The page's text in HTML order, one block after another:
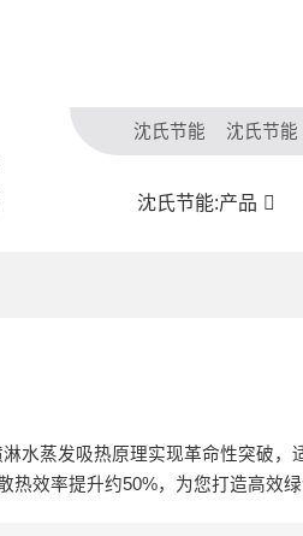
沈氏节能 沈氏节能
沈氏节能:产品
水蒸发吸热原理实现革命性突破
热效率提升约50%，为您打造高效绿